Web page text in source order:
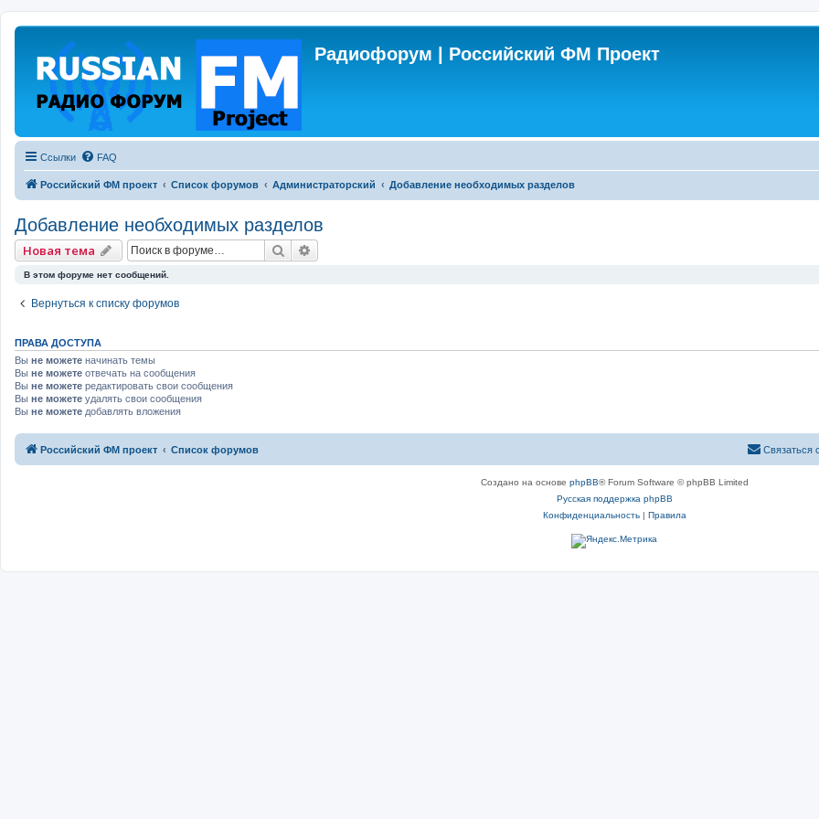
Радиофорум | Российский ФМ Проект
Ссылки FAQ
Российский ФМ проект Список форумов Администраторский Добавление необходимых разделов
Добавление необходимых разделов
Новая тема Поиск
В этом форуме нет сообщений.
Вернуться к списку форумов
ПРАВА ДОСТУПА
Вы не можете начинать темы
Вы не можете отвечать на сообщения
Вы не можете редактировать свои сообщения
Вы не можете удалять свои сообщения
Вы не можете добавлять вложения
Российский ФМ проект Список форумов Связаться
Создано на основе phpBB® Forum Software © phpBB Limited
Русская поддержка phpBB
Конфиденциальность| Правила